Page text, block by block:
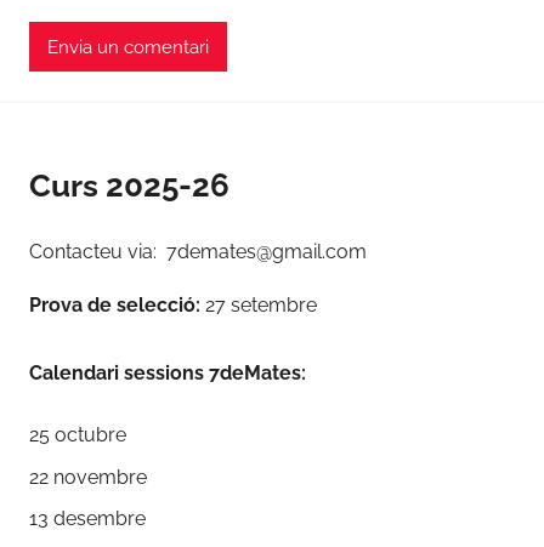
Curs 2025-26
Contacteu via: 7demates@gmail.com
Prova de selecció: 27 setembre
Calendari sessions 7deMates:
25 octubre
22 novembre
13 desembre